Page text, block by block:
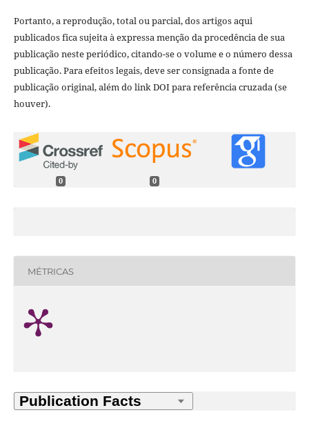
Portanto, a reprodução, total ou parcial, dos artigos aqui
publicados fica sujeita à expressa menção da procedência de sua
publicação neste periódico, citando-se o volume e o número dessa
publicação. Para efeitos legais, deve ser consignada a fonte de
publicação original, além do link DOI para referência cruzada (se
houver).
0 0
MÉTRICAS